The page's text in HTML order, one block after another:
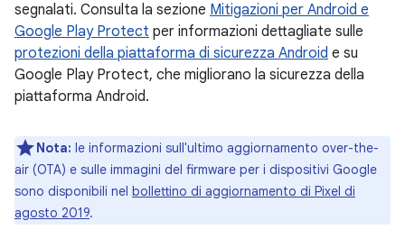
segnalati. Consulta la sezione Mitigazioni per Android e
Google Play Protect per informazioni dettagliate sulle
protezioni della piattaforma di sicurezza Android e su
Google Play Protect, che migliorano la sicurezza della
piattaforma Android.
Nota: le informazioni sull'ultimo aggiornamento over-the-
air (OTA) e sulle immagini del firmware per i dispositivi Google
sono disponibili nel bollettino di aggiornamento di Pixel di
agosto 2019.